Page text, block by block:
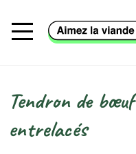
Fil d'Ariane
Tendron de
entrelacés